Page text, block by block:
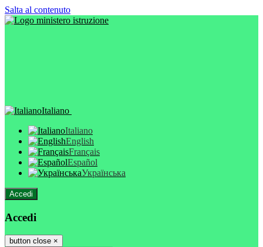
Salta al contenuto
Italiano
Italiano
English
Français
Español
Українська
Accedi
Accedi
button close ×